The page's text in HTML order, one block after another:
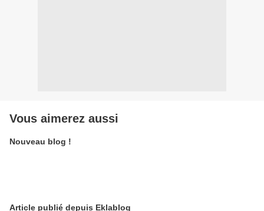
Vous aimerez aussi
Nouveau blog !
Article publié depuis Eklablog